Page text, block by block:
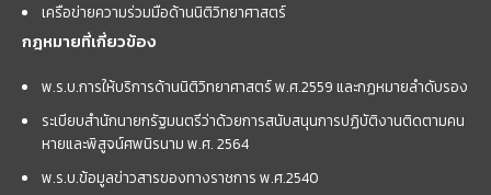
เครือข่ายความร่วมมือด้านนิติวิทยาศาสตร์
กฎหมายที่เกี่ยวข้อง
พ.ร.บ.การให้บริการด้านนิติวิทยาศาสตร์ พ.ศ.2559 และกฏหมายลำดับรอง
ระเบียบสำนักนายกรัฐมนตรีว่าด้วยการสนับสนุนการปฏิบัติงานติดตามคน
หายและพิสูจน์ศพนิรนาม พ.ศ. 2564
พ.ร.บ.ข้อมูลข่าวสารของทางราชการ พ.ศ.2540